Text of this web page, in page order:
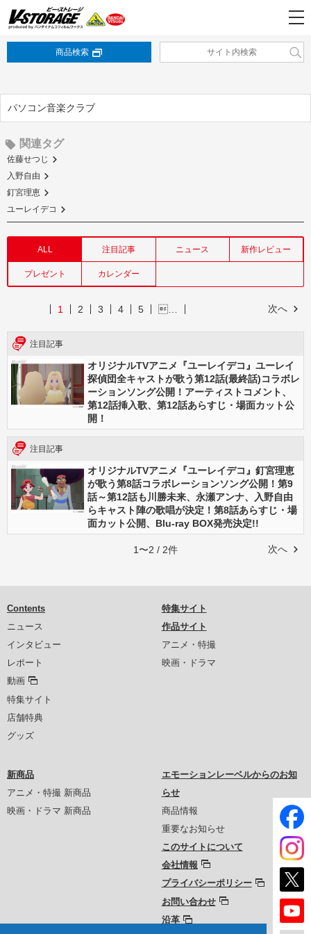
商品検索
パソコン音楽クラブ
関連タグ
佐藤せつじ
入野自由
釘宮理恵
ユーレイデコ
ALL 注目記事 ニュース 新作レビュー
プレゼント カレンダー
次へ
1 2 3 4 5 …
注目記事
オリジナルTVアニメ『ユーレイデコ』ユーレイ
探偵団全キャストが歌う第12話(最終話)コラボレ
ーションソング公開！アーティストコメント、
第12話挿入歌、第12話あらすじ・場面カット公
開！
注目記事
オリジナルTVアニメ『ユーレイデコ』釘宮理恵
が歌う第8話コラボレーションソング公開！第9
話～第12話も川勝未来、永瀬アンナ、入野自由
らキャスト陣の歌唱が決定！第8話あらすじ・場
面カット公開、Blu-ray BOX発売決定!!
次へ
1〜2 / 2件
Contents
ニュース
インタビュー
レポート
動画
特集サイト
店舗特典
グッズ
特集サイト
作品サイト
アニメ・特撮
映画・ドラマ
新商品
アニメ・特撮 新商品
映画・ドラマ 新商品
エモーションレーベルからのお知
らせ
商品情報
重要なお知らせ
このサイトについて
会社情報
プライバシーポリシー
お問い合わせ
沿革